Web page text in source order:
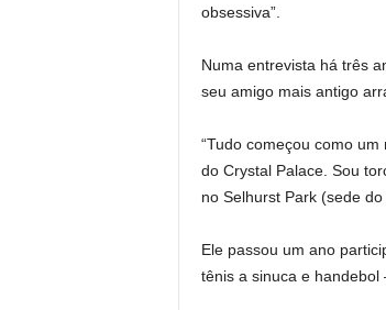
obsessiva”.
Numa entrevista há três
seu amigo mais antigo
“Tudo começou como
do Crystal Palace. Sou
no Selhurst Park (sede do
Ele passou um ano
tênis a sinuca e handebol